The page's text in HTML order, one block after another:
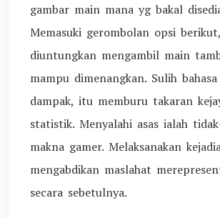
gambar main mana yg bakal
Memasuki gerombolan opsi
diuntungkan mengambil main
mampu dimenangkan. Sulih
dampak, itu memburu takaran
statistik. Menyalahi asas ialah
makna gamer. Melaksanakan
mengabdikan maslahat
secara sebetulnya.